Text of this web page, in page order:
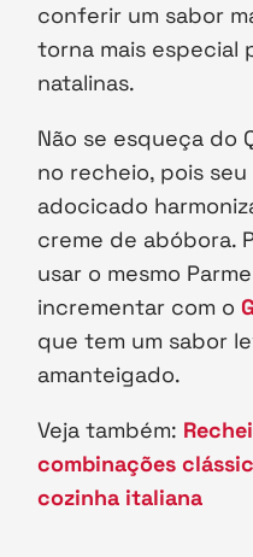
conferir um sabor
torna mais especial
natalinas.
Não se esqueça do
no recheio, pois
adocicado
creme de abóbora.
usar o mesmo
incrementar com o
que tem um sabor
amanteigado.
Veja também:
combinações
cozinha italiana